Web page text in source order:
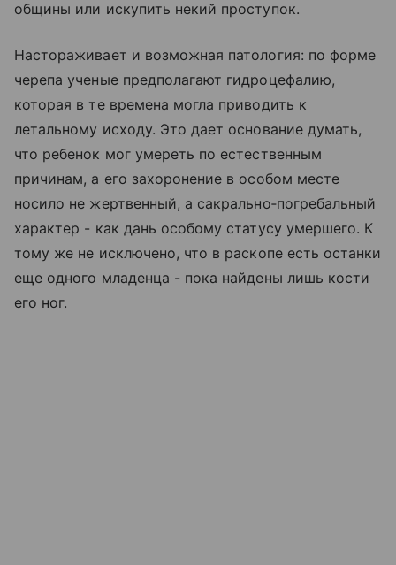
общины или искупить некий проступок.
Настораживает и возможная патология: по форме
черепа ученые предполагают гидроцефалию,
которая в те времена могла приводить к
летальному исходу. Это дает основание думать,
что ребенок мог умереть по естественным
причинам, а его захоронение в особом месте
носило не жертвенный, а сакрально‑погребальный
характер - как дань особому статусу умершего. К
тому же не исключено, что в раскопе есть останки
еще одного младенца - пока найдены лишь кости
его ног.